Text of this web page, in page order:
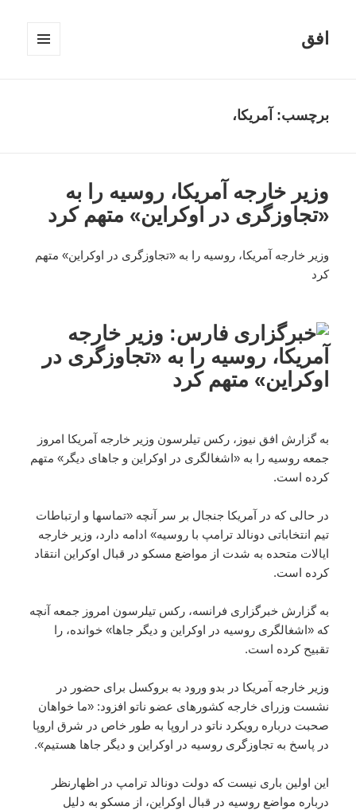
افق
برچسب: آمریکا،
وزیر خارجه آمریکا، روسیه را به
«تجاوزگری در اوکراین» متهم کرد
وزیر خارجه آمریکا، روسیه را به «تجاوزگری در اوکراین» متهم
کرد
به گزارش افق نیوز، رکس تیلرسون وزیر خارجه آمریکا امروز
جمعه روسیه را به «اشغالگری در اوکراین و جاهای دیگر» متهم
کرده است.
در حالی که در آمریکا جنجال بر سر آنچه «تماسها و ارتباطات
تیم انتخاباتی دونالد ترامپ با روسیه» ادامه دارد، وزیر خارجه
ایالات متحده به شدت از مواضع مسکو در قبال اوکراین انتقاد
کرده است.
به گزارش خبرگزاری فرانسه، رکس تیلرسون امروز جمعه آنچه
که «اشغالگری روسیه در اوکراین و دیگر جاها» خوانده، را
تقبیح کرده است.
وزیر خارجه آمریکا در بدو ورود به بروکسل برای حضور در
نشست وزرای خارجه کشورهای عضو ناتو افزود: «ما خواهان
صحبت درباره رویکرد ناتو در اروپا به طور خاص در شرق اروپا
در پاسخ به تجاوزگری روسیه در اوکراین و دیگر جاها هستیم».
این اولین باری نیست که دولت دونالد ترامپ در اظهارنظر
درباره مواضع روسیه در قبال اوکراین، از مسکو به دلیل